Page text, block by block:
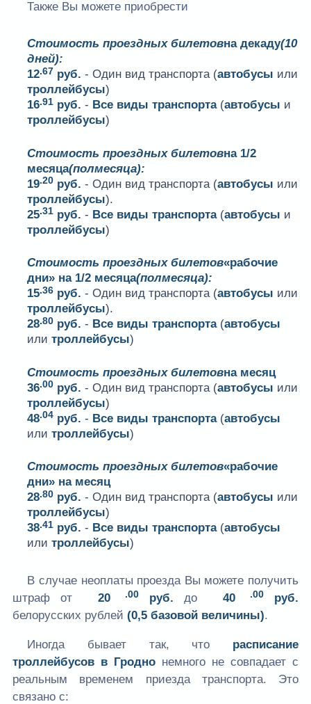
Также Вы можете приобрести
Стоимость проездных билетовна декаду(10
дней):
12.67 руб. - Один вид транспорта (автобусы или
троллейбусы)
16.91 руб. - Все виды транспорта(автобусы и
троллейбусы)
Стоимость проездных билетовна 1/2
месяца(полмесяца):
19.20 руб. - Один вид транспорта (автобусы или
троллейбусы).
25.31 руб. - Все виды транспорта(автобусы и
троллейбусы)
Стоимость проездных билетов«рабочие
дни» на 1/2 месяца(полмесяца):
15.36 руб. - Один вид транспорта (автобусы или
троллейбусы).
28.80 руб. - Все виды транспорта(автобусы
илитроллейбусы)
Стоимость проездных билетовна месяц
36.00 руб. - Один вид транспорта (автобусы или
троллейбусы)
48.04 руб. - Все виды транспорта(автобусы
илитроллейбусы)
Стоимость проездных билетов«рабочие
дни» на месяц
28.80 руб. - Один вид транспорта (автобусы или
троллейбусы)
38.41 руб. - Все виды транспорта(автобусы
илитроллейбусы)
В случае неоплаты проезда Вы можете получить
штраф от
20 .00руб. до 40 .00руб.
белорусских рублей (0,5 базовой величины).
Иногда бывает так, что расписание
троллейбусов в Гродно немного не совпадает с
реальным временем приезда транспорта. Это
связано с: